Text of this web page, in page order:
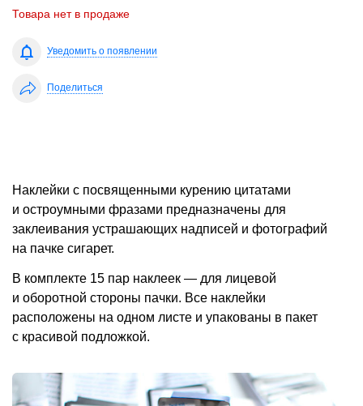
Товара нет в продаже
Уведомить о появлении
Поделиться
Наклейки с посвященными курению цитатами
и остроумными фразами предназначены для
заклеивания устрашающих надписей и фотографий
на пачке сигарет.
В комплекте 15 пар наклеек — для лицевой
и оборотной стороны пачки. Все наклейки
расположены на одном листе и упакованы в пакет
с красивой подложкой.